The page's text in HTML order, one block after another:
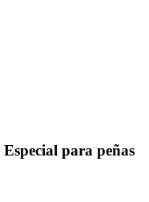
Especial para peñas